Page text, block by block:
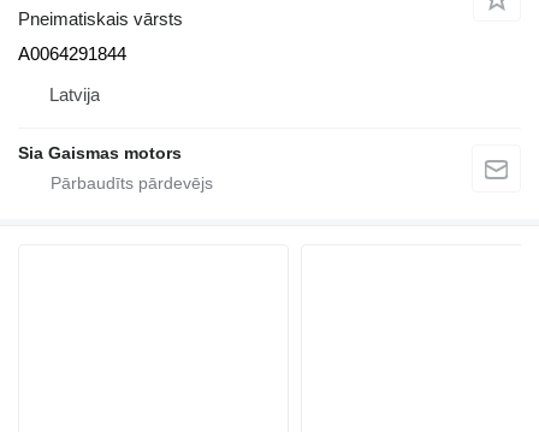
Pneimatiskais vārsts
A0064291844
Latvija
Sia Gaismas motors